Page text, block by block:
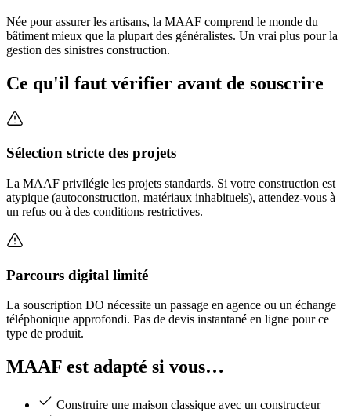
Née pour assurer les artisans, la MAAF comprend le monde du
bâtiment mieux que la plupart des généralistes. Un vrai plus pour la
gestion des sinistres construction.
Ce qu'il faut vérifier avant de souscrire
Sélection stricte des projets
La MAAF privilégie les projets standards. Si votre construction est
atypique (autoconstruction, matériaux inhabituels), attendez-vous à
un refus ou à des conditions restrictives.
Parcours digital limité
La souscription DO nécessite un passage en agence ou un échange
téléphonique approfondi. Pas de devis instantané en ligne pour ce
type de produit.
MAAF est adapté si vous…
Construire une maison classique avec un constructeur